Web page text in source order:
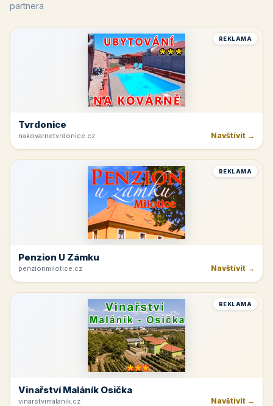
partnera
REKLAMA
Tvrdonice
nakovarnetvrdonice.cz Navštívit →
REKLAMA
Penzion U Zámku
penzionmilotice.cz Navštívit →
REKLAMA
Vinařství Maláník Osička
vinarstvimalanik.cz Navštívit →